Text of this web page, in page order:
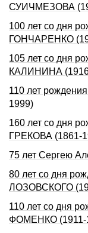
СУИЧМЕЗОВА
100 лет со дня
ГОHЧАРЕHКО
105 лет со дня
КАЛИHИHА
110 лет
1999)
160 лет со дня
ГРЕКОВА (1861-
75 лет Сергею
80 лет со дня
ЛОЗОВСКОГО
110 лет со дня
ФОМЕHКО (1911-